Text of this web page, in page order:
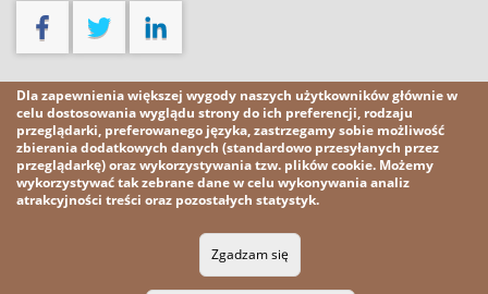
Pobierz
Pobierz plik [1,9 MB]
Wszelkie prawa zastrzeżone
Polityka prywatności
Dla zapewnienia większej wygody naszych użytkowników głównie w
celu dostosowania wyglądu strony do ich preferencji, rodzaju
przeglądarki, preferowanego języka, zastrzegamy sobie możliwość
zbierania dodatkowych danych (standardowo przesyłanych przez
przeglądarkę) oraz wykorzystywania tzw. plików cookie. Możemy
wykorzystywać tak zebrane dane w celu wykonywania analiz
atrakcyjności treści oraz pozostałych statystyk.
Zgadzam się